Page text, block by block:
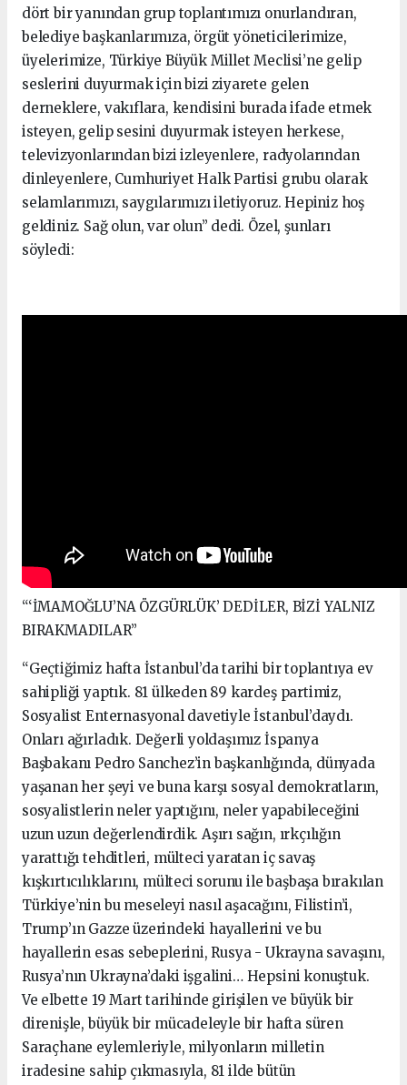
dört bir yanından grup toplantımızı onurlandıran,
belediye başkanlarımıza, örgüt yöneticilerimize,
üyelerimize, Türkiye Büyük Millet Meclisi’ne gelip
seslerini duyurmak için bizi ziyarete gelen
derneklere, vakıflara, kendisini burada ifade etmek
isteyen, gelip sesini duyurmak isteyen herkese,
televizyonlarından bizi izleyenlere, radyolarından
dinleyenlere, Cumhuriyet Halk Partisi grubu olarak
selamlarımızı, saygılarımızı iletiyoruz. Hepiniz hoş
geldiniz. Sağ olun, var olun” dedi. Özel, şunları
söyledi:
“‘İMAMOĞLU’NA ÖZGÜRLÜK’ DEDİLER, BİZİ YALNIZ
BIRAKMADILAR”
“Geçtiğimiz hafta İstanbul’da tarihi bir toplantıya ev
sahipliği yaptık. 81 ülkeden 89 kardeş partimiz,
Sosyalist Enternasyonal davetiyle İstanbul’daydı.
Onları ağırladık. Değerli yoldaşımız İspanya
Başbakanı Pedro Sanchez’in başkanlığında, dünyada
yaşanan her şeyi ve buna karşı sosyal demokratların,
sosyalistlerin neler yaptığını, neler yapabileceğini
uzun uzun değerlendirdik. Aşırı sağın, ırkçılığın
yarattığı tehditleri, mülteci yaratan iç savaş
kışkırtıcılıklarını, mülteci sorunu ile başbaşa bırakılan
Türkiye’nin bu meseleyi nasıl aşacağını, Filistin’i,
Trump’ın Gazze üzerindeki hayallerini ve bu
hayallerin esas sebeplerini, Rusya - Ukrayna savaşını,
Rusya’nın Ukrayna’daki işgalini… Hepsini konuştuk.
Ve elbette 19 Mart tarihinde girişilen ve büyük bir
direnişle, büyük bir mücadeleyle bir hafta süren
Saraçhane eylemleriyle, milyonların milletin
iradesine sahip çıkmasıyla, 81 ilde bütün